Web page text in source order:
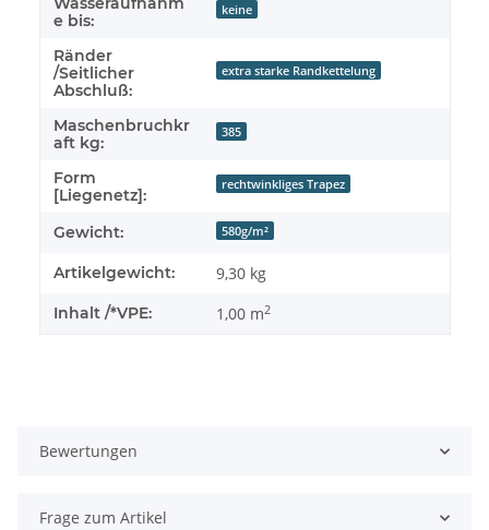
e bis:
keine
Ränder
/Seitlicher
Abschluß:
extra starke Randkettelung
Maschenbruchkr
aft kg:
385
Form
[Liegenetz]:
rechtwinkliges Trapez
Gewicht: 580g/m²
Artikelgewicht: 9,30 kg
Inhalt /*VPE: 1,00 m2
Bewertungen
Frage zum Artikel